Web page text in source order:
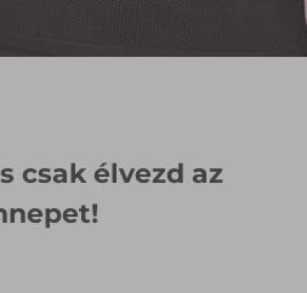
csak élvezd az